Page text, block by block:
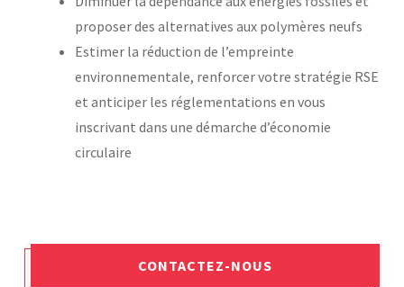
CONTACTEZ-NOUS
proposer des alternatives aux polymères neufs
Estimer la réduction de l’empreinte
environnementale, renforcer votre stratégie RSE
et anticiper les réglementations en vous
inscrivant dans une démarche d’économie
circulaire